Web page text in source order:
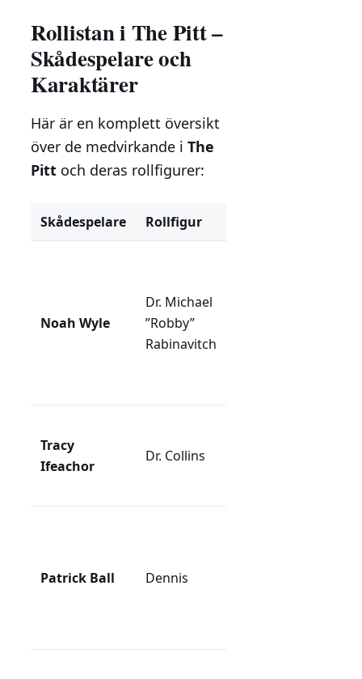
Rollistan i The Pitt –
Skådespelare och
Karaktärer
Här är en komplett översikt
över de medvirkande i The
Pitt och deras rollfigurer:
Skådespelare Rollfigur
Noah Wyle
Dr. Michael
”Robby”
Rabinavitch
Tracy
Ifeachor
Dr. Collins
Patrick Ball Dennis